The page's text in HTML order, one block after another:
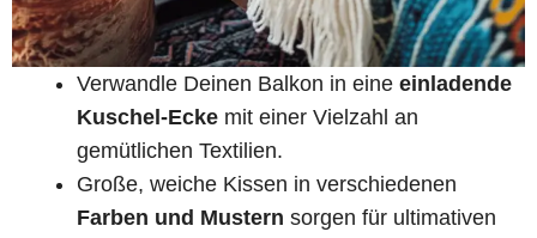
Verwandle Deinen Balkon in eine einladende
Kuschel-Ecke mit einer Vielzahl an
gemütlichen Textilien.
Große, weiche Kissen in verschiedenen
Farben und Mustern sorgen für ultimativen